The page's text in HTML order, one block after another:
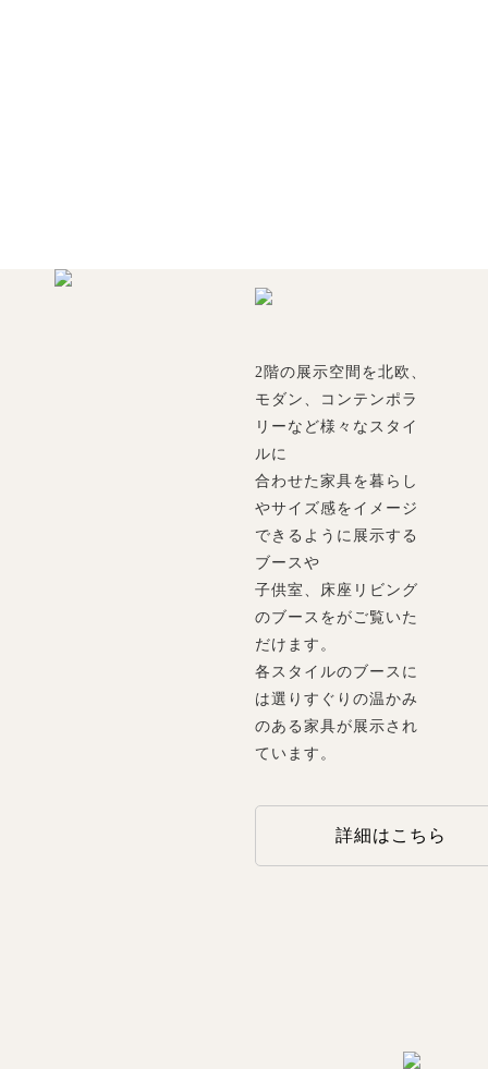
2階の展示空間を北欧、
モダン、コンテンポラ
リーなど様々なスタイ
ルに
合わせた家具を暮らし
やサイズ感をイメージ
できるように展示する
ブースや
子供室、床座リビング
のブースをがご覧いた
だけます。
各スタイルのブースに
は選りすぐりの温かみ
のある家具が展示され
ています。
詳細はこちら